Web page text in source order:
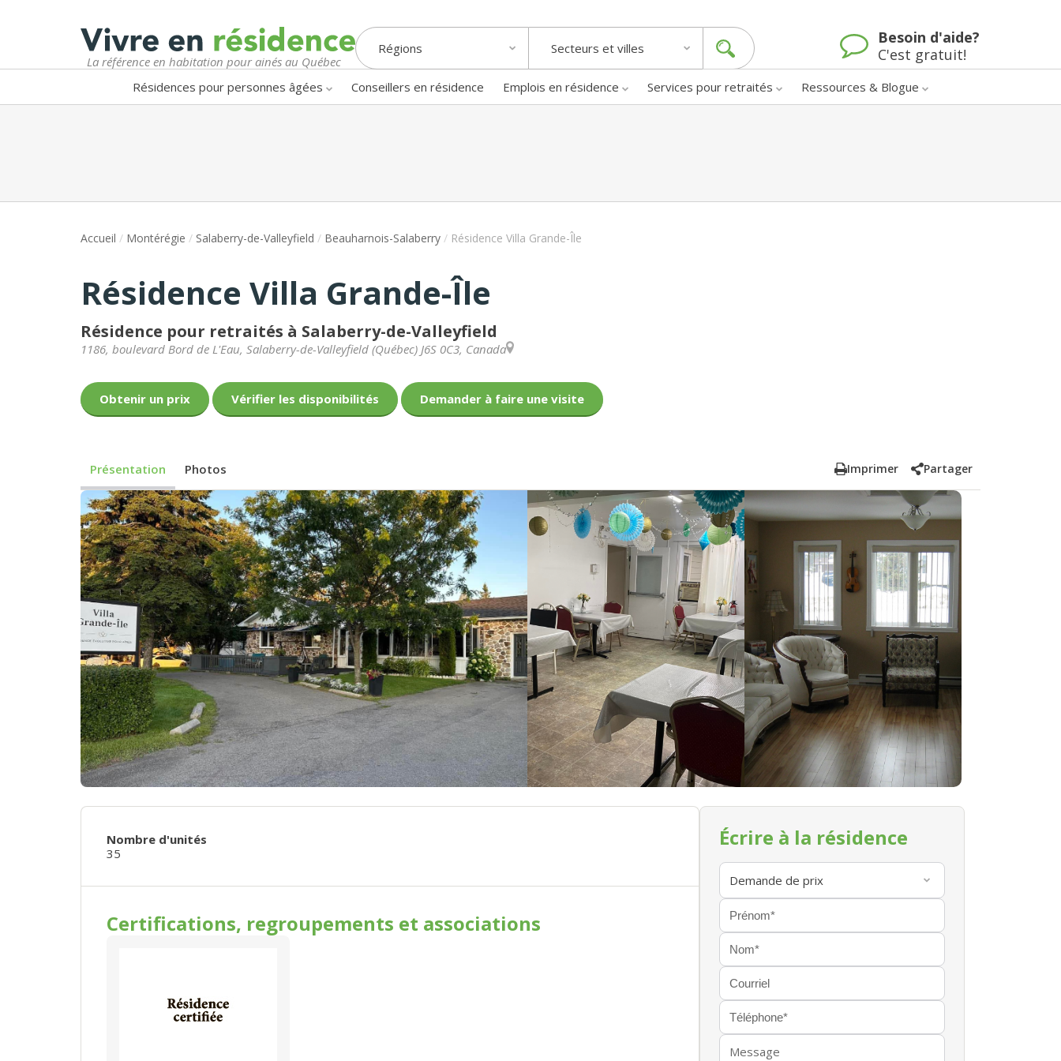
La référence en habitation pour ainés au Québec
Régions Secteurs et villes
Besoin d'aide?
C'est gratuit!
Résidences pour personnes âgées Conseillers en résidence Emplois en résidence Services pour retraités Ressources & Blogue
Accueil / Montérégie / Salaberry-de-Valleyfield / Beauharnois-Salaberry / Résidence Villa Grande-Île
Résidence Villa Grande-Île
Résidence pour retraités à Salaberry-de-Valleyfield
1186, boulevard Bord de L'Eau, Salaberry-de-Valleyfield (Québec) J6S 0C3, Canada
Obtenir un prix Vérifier les disponibilités Demander à faire une visite
Présentation Photos Imprimer Partager
Nombre d'unités
35
Certifications, regroupements et associations
Écrire à la résidence